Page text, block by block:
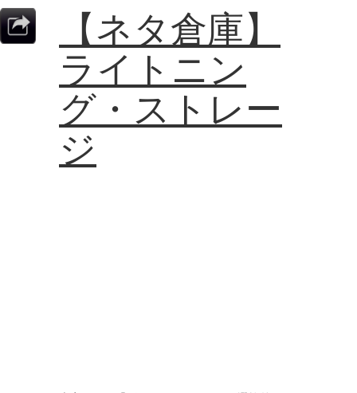
【ネタ倉庫】
ライトニン
グ・ストレー
ジ